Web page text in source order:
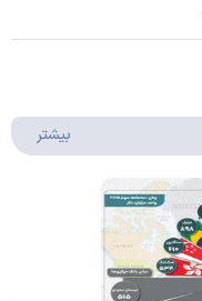
بیشتر